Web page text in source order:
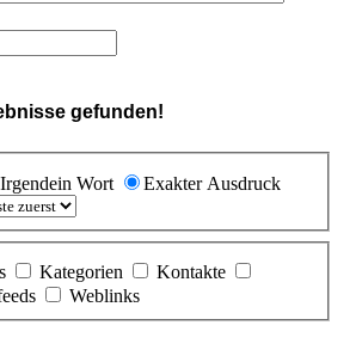
gefunden!
Irgendein Wort
Exakter Ausdruck
Kategorien
Kontakte
Weblinks